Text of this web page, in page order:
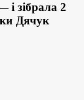
і зібрала 2
Дячук